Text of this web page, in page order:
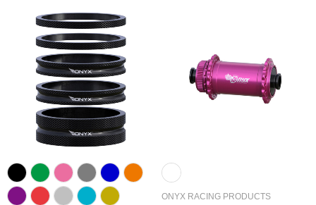
ONYX RACING PRODUCTS